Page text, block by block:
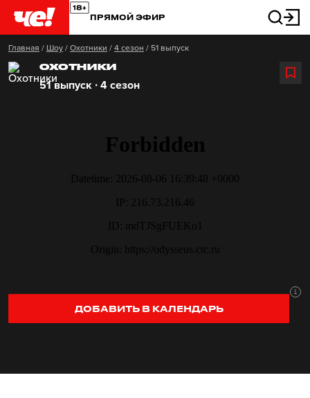
ПРЯМОЙ ЭФИР
Главная / Шоу / Охотники / 4 сезон / 51 выпуск
ОХОТНИКИ
51 выпуск ∙ 4 сезон
ДОБАВИТЬ В КАЛЕНДАРЬ